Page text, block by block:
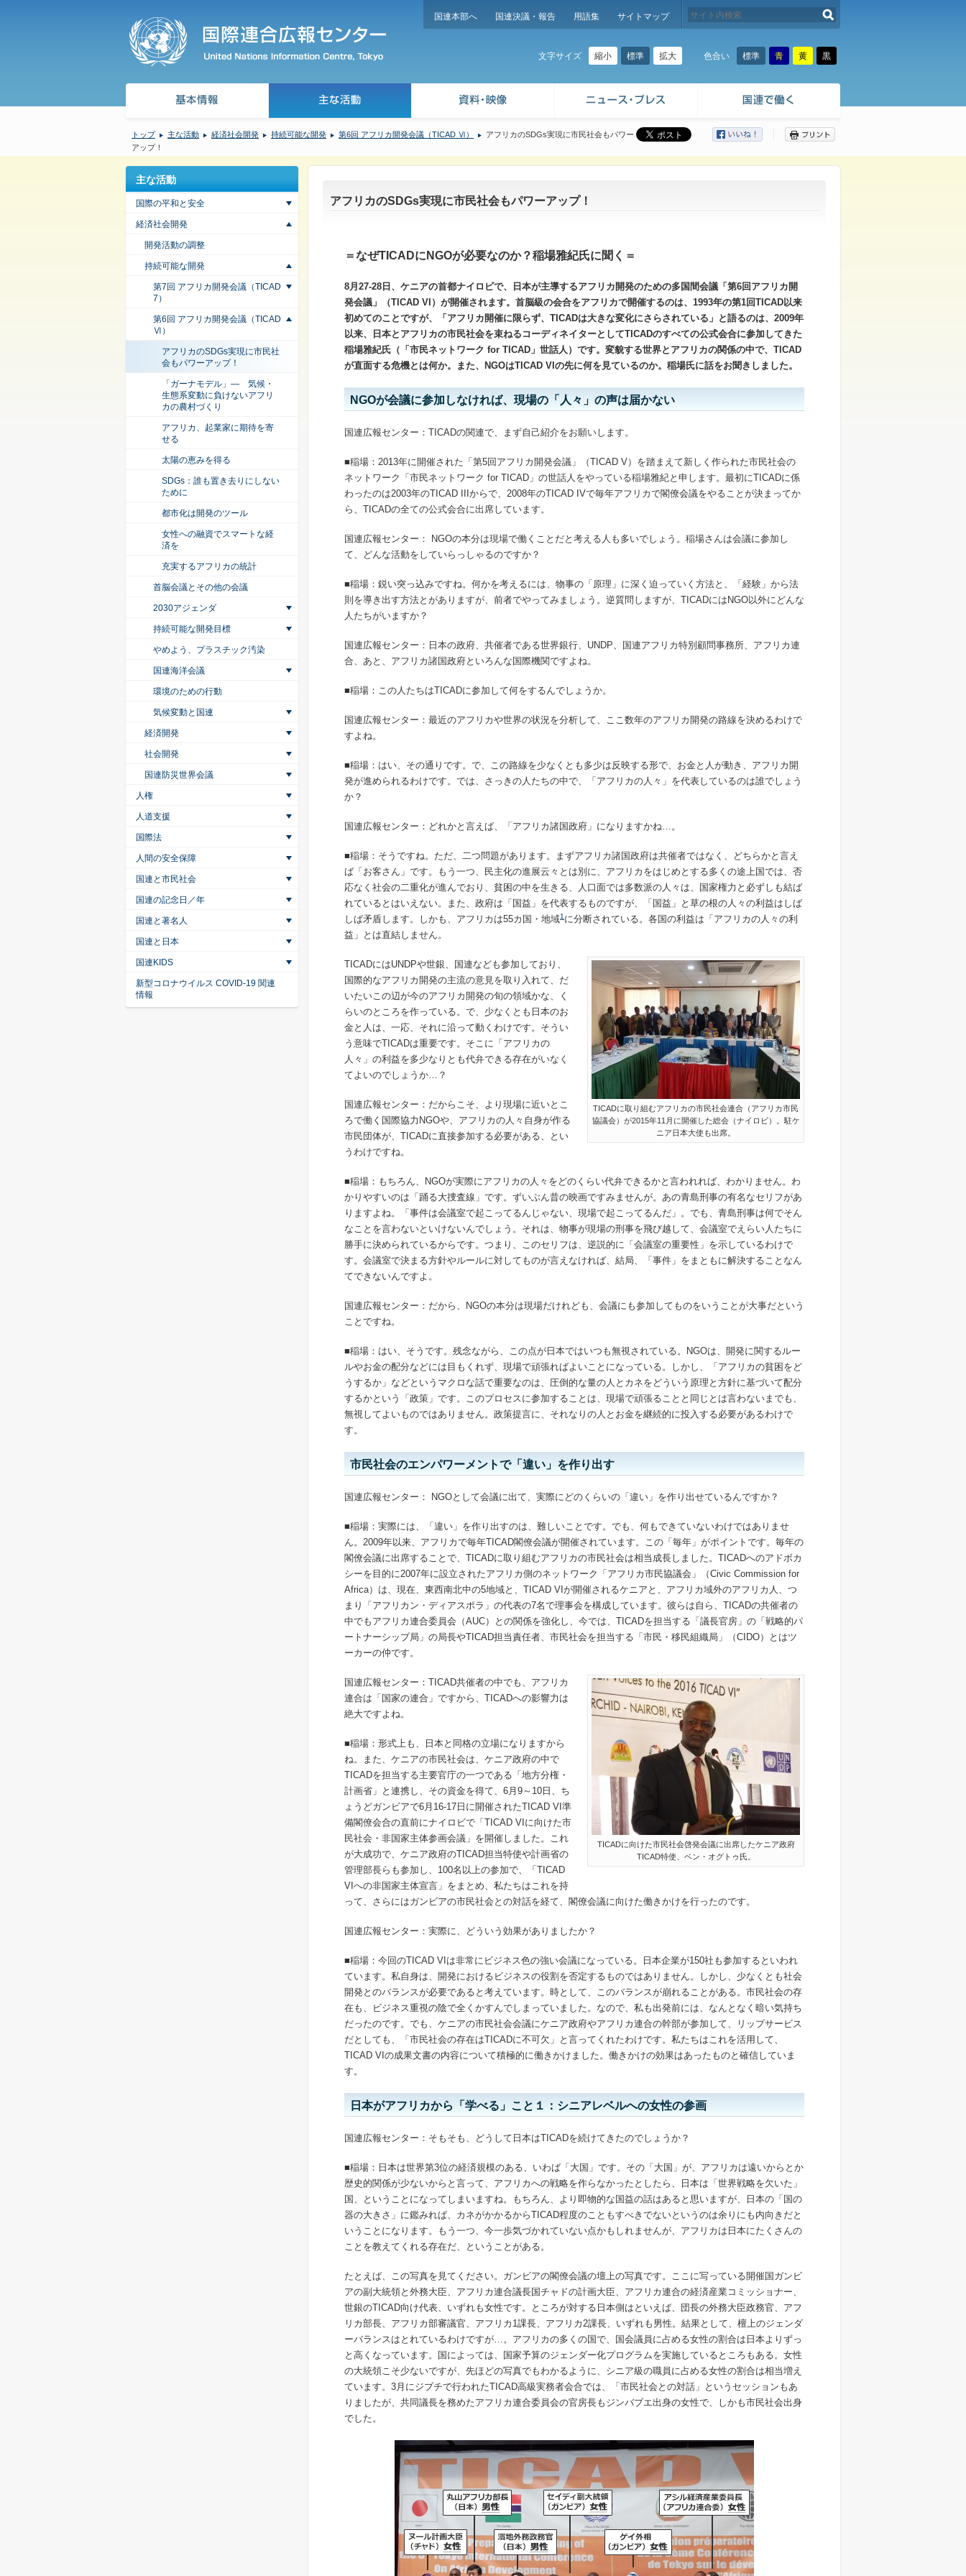
国連本部へ 国連決議・報告 用語集 サイトマップ
文字サイズ 縮小 標準 拡大 色合い 標準 青 黄 黒
トップ 主な活動 経済社会開発 持続可能な開発 第6回 アフリカ開発会議（TICAD Ⅵ）
アフリカのSDGs実現に市民社会もパワー
アップ！
アフリカのSDGs実現に市民社会もパワーアップ！
＝なぜTICADにNGOが必要なのか？稲場雅紀氏に聞く＝
8月27-28日、ケニアの首都ナイロビで、日本が主導するアフリカ開発のための多国間会議「第6回アフリカ開
発会議」（TICAD VI）が開催されます。首脳級の会合をアフリカで開催するのは、1993年の第1回TICAD以来
初めてのことですが、「アフリカ開催に限らず、TICADは大きな変化にさらされている」と語るのは、2009年
以来、日本とアフリカの市民社会を束ねるコーディネイターとしてTICADのすべての公式会合に参加してきた
稲場雅紀氏（「市民ネットワーク for TICAD」世話人）です。変貌する世界とアフリカの関係の中で、TICAD
が直面する危機とは何か。また、NGOはTICAD VIの先に何を見ているのか。稲場氏に話をお聞きしました。
NGOが会議に参加しなければ、現場の「人々」の声は届かない
国連広報センター：TICADの関連で、まず自己紹介をお願いします。
■稲場：2013年に開催された「第5回アフリカ開発会議」（TICAD V）を踏まえて新しく作られた市民社会の
ネットワーク「市民ネットワーク for TICAD」の世話人をやっている稲場雅紀と申します。最初にTICADに係
わったのは2003年のTICAD IIIからで、2008年のTICAD IVで毎年アフリカで閣僚会議をやることが決まってか
ら、TICADの全ての公式会合に出席しています。
国連広報センター： NGOの本分は現場で働くことだと考える人も多いでしょう。稲場さんは会議に参加し
て、どんな活動をしていらっしゃるのですか？
■稲場：鋭い突っ込みですね。何かを考えるには、物事の「原理」に深く迫っていく方法と、「経験」から法
則を導き出す方法とがありますが、前者でやってみましょう。逆質問しますが、TICADにはNGO以外にどんな
人たちがいますか？
国連広報センター：日本の政府、共催者である世界銀行、UNDP、国連アフリカ特別顧問事務所、アフリカ連
合、あと、アフリカ諸国政府といろんな国際機関ですよね。
■稲場：この人たちはTICADに参加して何をするんでしょうか。
国連広報センター：最近のアフリカや世界の状況を分析して、ここ数年のアフリカ開発の路線を決めるわけで
すよね。
■稲場：はい、その通りです。で、この路線を少なくとも多少は反映する形で、お金と人が動き、アフリカ開
発が進められるわけです。では、さっきの人たちの中で、「アフリカの人々」を代表しているのは誰でしょう
か？
国連広報センター：どれかと言えば、「アフリカ諸国政府」になりますかね…。
■稲場：そうですね。ただ、二つ問題があります。まずアフリカ諸国政府は共催者ではなく、どちらかと言え
ば「お客さん」です。もう一つ、民主化の進展云々とは別に、アフリカをはじめとする多くの途上国では、否
応なく社会の二重化が進んでおり、貧困の中を生きる、人口面では多数派の人々は、国家権力と必ずしも結ば
れているとはいえない。また、政府は「国益」を代表するものですが、「国益」と草の根の人々の利益はしば
しば矛盾します。しかも、アフリカは55カ国・地域1 に分断されている。各国の利益は「アフリカの人々の利
益」とは直結しません。
TICADに取り組むアフリカの市民社会連合（アフリカ市民
協議会）が2015年11月に開催した総会（ナイロビ）。駐ケ
ニア日本大使も出席。
TICADにはUNDPや世銀、国連なども参加しており、
国際的なアフリカ開発の主流の意見を取り入れて、だ
いたいこの辺が今のアフリカ開発の旬の領域かな、く
らいのところを作っている。で、少なくとも日本のお
金と人は、一応、それに沿って動くわけです。そうい
う意味でTICADは重要です。そこに「アフリカの
人々」の利益を多少なりとも代弁できる存在がいなく
てよいのでしょうか…？
国連広報センター：だからこそ、より現場に近いとこ
ろで働く国際協力NGOや、アフリカの人々自身が作る
市民団体が、TICADに直接参加する必要がある、とい
うわけですね。
■稲場：もちろん、NGOが実際にアフリカの人々をどのくらい代弁できるかと言われれば、わかりません。わ
かりやすいのは「踊る大捜査線」です。ずいぶん昔の映画ですみませんが。あの青島刑事の有名なセリフがあ
りますよね。「事件は会議室で起こってるんじゃない、現場で起こってるんだ」。でも、青島刑事は何でそん
なことを言わないといけないんでしょう。それは、物事が現場の刑事を飛び越して、会議室でえらい人たちに
勝手に決められているからです。つまり、このセリフは、逆説的に「会議室の重要性」を示しているわけで
す。会議室で決まる方針やルールに対してものが言えなければ、結局、「事件」をまともに解決することなん
てできないんですよ。
国連広報センター：だから、NGOの本分は現場だけれども、会議にも参加してものをいうことが大事だという
ことですね。
■稲場：はい、そうです。残念ながら、この点が日本ではいつも無視されている。NGOは、開発に関するルー
ルやお金の配分などには目もくれず、現場で頑張ればよいことになっている。しかし、「アフリカの貧困をど
うするか」などというマクロな話で重要なのは、圧倒的な量の人とカネをどういう原理と方針に基づいて配分
するかという「政策」です。このプロセスに参加することは、現場で頑張ることと同じとは言わないまでも、
無視してよいものではありません。政策提言に、それなりの人とお金を継続的に投入する必要があるわけで
す。
市民社会のエンパワーメントで「違い」を作り出す
国連広報センター： NGOとして会議に出て、実際にどのくらいの「違い」を作り出せているんですか？
■稲場：実際には、「違い」を作り出すのは、難しいことです。でも、何もできていないわけではありませ
ん。2009年以来、アフリカで毎年TICAD閣僚会議が開催されています。この「毎年」がポイントです。毎年の
閣僚会議に出席することで、TICADに取り組むアフリカの市民社会は相当成長しました。TICADへのアドボカ
シーを目的に2007年に設立されたアフリカ側のネットワーク「アフリカ市民協議会」（Civic Commission for
Africa）は、現在、東西南北中の5地域と、TICAD VIが開催されるケニアと、アフリカ域外のアフリカ人、つ
まり「アフリカン・ディアスポラ」の代表の7名で理事会を構成しています。彼らは自ら、TICADの共催者の
中でもアフリカ連合委員会（AUC）との関係を強化し、今では、TICADを担当する「議長官房」の「戦略的パ
ートナーシップ局」の局長やTICAD担当責任者、市民社会を担当する「市民・移民組織局」（CIDO）とはツ
ーカーの仲です。
TICADに向けた市民社会啓発会議に出席したケニア政府
TICAD特使、ベン・オグトゥ氏。
国連広報センター：TICAD共催者の中でも、アフリカ
連合は「国家の連合」ですから、TICADへの影響力は
絶大ですよね。
■稲場：形式上も、日本と同格の立場になりますから
ね。また、ケニアの市民社会は、ケニア政府の中で
TICADを担当する主要官庁の一つである「地方分権・
計画省」と連携し、その資金を得て、6月9～10日、ち
ょうどガンビアで6月16-17日に開催されたTICAD VI準
備閣僚会合の直前にナイロビで「TICAD VIに向けた市
民社会・非国家主体参画会議」を開催しました。これ
が大成功で、ケニア政府のTICAD担当特使や計画省の
管理部長らも参加し、100名以上の参加で、「TICAD
VIへの非国家主体宣言」をまとめ、私たちはこれを持
って、さらにはガンビアの市民社会との対話を経て、閣僚会議に向けた働きかけを行ったのです。
国連広報センター：実際に、どういう効果がありましたか？
■稲場：今回のTICAD VIは非常にビジネス色の強い会議になっている。日本企業が150社も参加するといわれ
ています。私自身は、開発におけるビジネスの役割を否定するものではありません。しかし、少なくとも社会
開発とのバランスが必要であると考えています。時として、このバランスが崩れることがある。市民社会の存
在も、ビジネス重視の陰で全くかすんでしまっていました。なので、私も出発前には、なんとなく暗い気持ち
だったのです。でも、ケニアの市民社会会議にケニア政府やアフリカ連合の幹部が参加して、リップサービス
だとしても、「市民社会の存在はTICADに不可欠」と言ってくれたわけです。私たちはこれを活用して、
TICAD VIの成果文書の内容について積極的に働きかけました。働きかけの効果はあったものと確信していま
す。
日本がアフリカから「学べる」こと１：シニアレベルへの女性の参画
国連広報センター：そもそも、どうして日本はTICADを続けてきたのでしょうか？
■稲場：日本は世界第3位の経済規模のある、いわば「大国」です。その「大国」が、アフリカは遠いからとか
歴史的関係が少ないからと言って、アフリカへの戦略を作らなかったとしたら、日本は「世界戦略を欠いた」
国、ということになってしまいますね。もちろん、より即物的な国益の話はあると思いますが、日本の「国の
器の大きさ」に鑑みれば、カネがかかるからTICAD程度のこともすべきでないというのは余りにも内向きだと
いうことになります。もう一つ、今一歩気づかれていない点かもしれませんが、アフリカは日本にたくさんの
ことを教えてくれる存在だ、ということがある。
たとえば、この写真を見てください。ガンビアの閣僚会議の壇上の写真です。ここに写っている開催国ガンビ
アの副大統領と外務大臣、アフリカ連合議長国チャドの計画大臣、アフリカ連合の経済産業コミッショナー、
世銀のTICAD向け代表、いずれも女性です。ところが対する日本側はといえば、団長の外務大臣政務官、アフ
リカ部長、アフリカ部審議官、アフリカ1課長、アフリカ2課長、いずれも男性。結果として、檀上のジェンダ
ーバランスはとれているわけですが…。アフリカの多くの国で、国会議員に占める女性の割合は日本よりずっ
と高くなっています。国によっては、国家予算のジェンダー化プログラムを実施しているところもある。女性
の大統領こそ少ないですが、先ほどの写真でもわかるように、シニア級の職員に占める女性の割合は相当増え
ています。3月にジブチで行われたTICAD高級実務者会合では、「市民社会との対話」というセッションもあ
りましたが、共同議長を務めたアフリカ連合委員会の官房長もジンバブエ出身の女性で、しかも市民社会出身
でした。
主な活動
国際の平和と安全
経済社会開発
開発活動の調整
持続可能な開発
第7回 アフリカ開発会議（TICAD
7）
第6回 アフリカ開発会議（TICAD
Ⅵ）
アフリカのSDGs実現に市民社
会もパワーアップ！
「ガーナモデル」― 気候・
生態系変動に負けないアフリ
カの農村づくり
アフリカ、起業家に期待を寄
せる
太陽の恵みを得る
SDGs：誰も置き去りにしない
ために
都市化は開発のツール
女性への融資でスマートな経
済を
充実するアフリカの統計
首脳会議とその他の会議
2030アジェンダ
持続可能な開発目標
やめよう、プラスチック汚染
国連海洋会議
環境のための行動
気候変動と国連
経済開発
社会開発
国連防災世界会議
人権
人道支援
国際法
人間の安全保障
国連と市民社会
国連の記念日／年
国連と著名人
国連と日本
国連KIDS
新型コロナウイルス COVID-19 関連
情報